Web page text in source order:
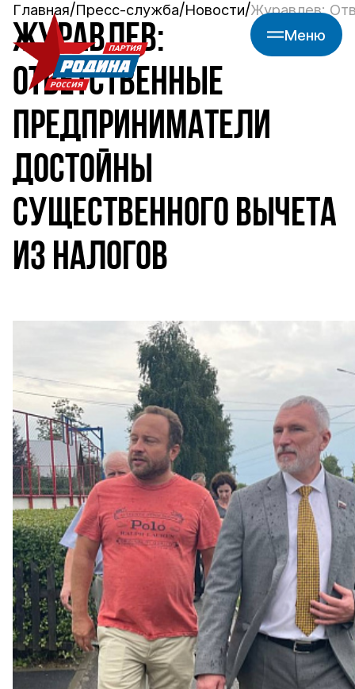
Меню
Главная Пресс-служба Новости Журавлев:
ЖУРАВЛЕВ:
ОТВЕТСТВЕННЫЕ
ПРЕДПРИНИМАТЕЛИ
ДОСТОЙНЫ
СУЩЕСТВЕННОГО ВЫЧЕТА
ИЗ НАЛОГОВ